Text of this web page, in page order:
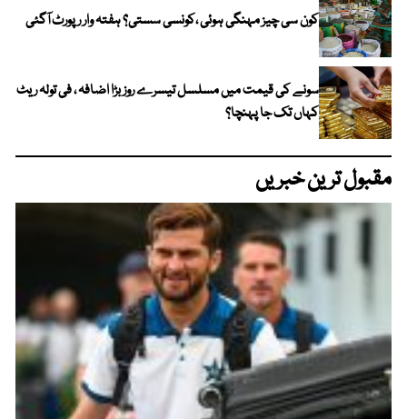
کون سی چیز مہنگی ہوئی ،کونسی سستی؟ ہفتہ وار رپورٹ آگئی
سونے کی قیمت میں مسلسل تیسرے روز بڑا اضافہ ، فی تولہ ریٹ
کہاں تک جا پہنچا؟
مقبول ترین خبریں